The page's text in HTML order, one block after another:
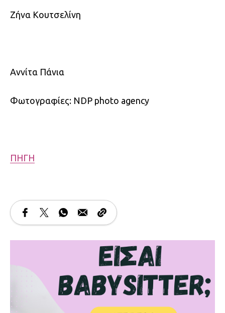
Ζήνα Κουτσελίνη
Αννίτα Πάνια
Φωτογραφίες: NDP photo agency
ΠΗΓΗ